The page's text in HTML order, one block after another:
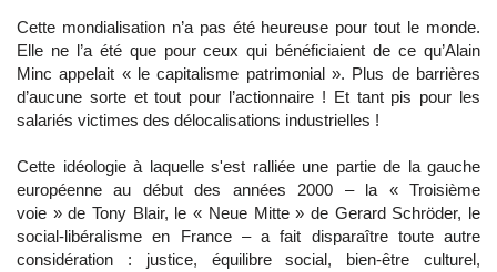
Cette mondialisation n’a pas été heureuse pour tout le monde.
Elle ne l’a été que pour ceux qui bénéficiaient de ce qu’Alain
Minc appelait « le capitalisme patrimonial ». Plus de barrières
d’aucune sorte et tout pour l’actionnaire ! Et tant pis pour les
salariés victimes des délocalisations industrielles !
Cette idéologie à laquelle s'est ralliée une partie de la gauche
européenne au début des années 2000 – la « Troisième
voie » de Tony Blair, le « Neue Mitte » de Gerard Schröder, le
social-libéralisme en France – a fait disparaître toute autre
considération : justice, équilibre social, bien-être culturel,